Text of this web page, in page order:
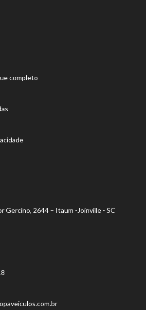
completo
Gercino, 2644 – Itaum -Joinville - SC